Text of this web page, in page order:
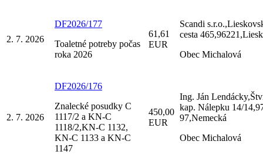
2. 7. 2026
DF2026/177
Toaletné potreby počas
roka 2026
61,61
EUR
Scandi
cesta
Obec Michalová
2. 7. 2026
DF2026/176
Znalecké posudky C
1117/2 a KN-C
1118/2,KN-C 1132,
KN-C 1133 a KN-C
1147
450,00
EUR
Ing. Ján
kap. Nálepku 14/
97,Nemecká
Obec Michalová